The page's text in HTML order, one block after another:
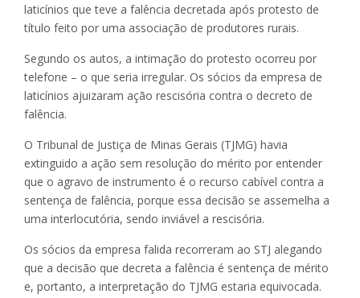
laticínios que teve a falência decretada após protesto de
título feito por uma associação de produtores rurais.
Segundo os autos, a intimação do protesto ocorreu por
telefone – o que seria irregular. Os sócios da empresa de
laticínios ajuizaram ação rescisória contra o decreto de
falência.
O Tribunal de Justiça de Minas Gerais (TJMG) havia
extinguido a ação sem resolução do mérito por entender
que o agravo de instrumento é o recurso cabível contra a
sentença de falência, porque essa decisão se assemelha a
uma interlocutória, sendo inviável a rescisória.
Os sócios da empresa falida recorreram ao STJ alegando
que a decisão que decreta a falência é sentença de mérito
e, portanto, a interpretação do TJMG estaria equivocada.